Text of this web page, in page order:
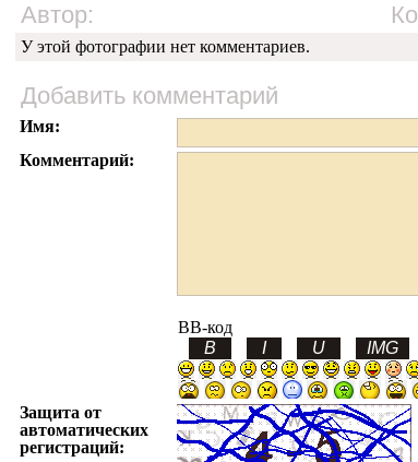
Автор:
У этой фотографии нет комментариев.
Добавить комментарий
Имя:
Комментарий:
BB-код
Защита от
автоматических
регистраций: